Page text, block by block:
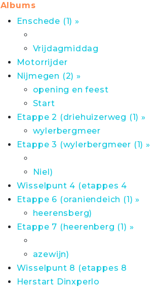
Albums
Enschede (1) »
Vrijdagmiddag
Motorrijder
Nijmegen (2) »
opening en feest
Start
Etappe 2 (driehuizerweg (1) »
wylerbergmeer
Etappe 3 (wylerbergmeer (1) »
Niel)
Wisselpunt 4 (etappes 4
Etappe 6 (oraniendeich (1) »
heerensberg)
Etappe 7 (heerenberg (1) »
azewijn)
Wisselpunt 8 (etappes 8
Herstart Dinxperlo